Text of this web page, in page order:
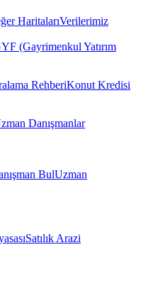
HaritalarıVerilerimiz
(Gayrimenkul Yatırım
RehberiKonut Kredisi
Danışmanlar
BulUzman
Satılık Arazi